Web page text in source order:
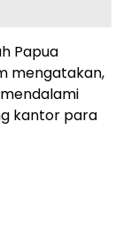
Papua
mengatakan,
kantor para